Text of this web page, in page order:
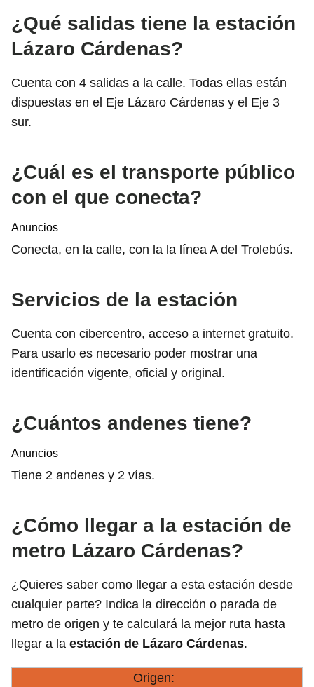
¿Qué salidas tiene la estación
Lázaro Cárdenas?
Cuenta con 4 salidas a la calle. Todas ellas están
dispuestas en el Eje Lázaro Cárdenas y el Eje 3
sur.
¿Cuál es el transporte público
con el que conecta?
Anuncios
Conecta, en la calle, con la la línea A del Trolebús.
Servicios de la estación
Cuenta con cibercentro, acceso a internet gratuito.
Para usarlo es necesario poder mostrar una
identificación vigente, oficial y original.
¿Cuántos andenes tiene?
Anuncios
Tiene 2 andenes y 2 vías.
¿Cómo llegar a la estación de
metro Lázaro Cárdenas?
¿Quieres saber como llegar a esta estación desde
cualquier parte? Indica la dirección o parada de
metro de origen y te calculará la mejor ruta hasta
llegar a la estación de Lázaro Cárdenas.
Origen: